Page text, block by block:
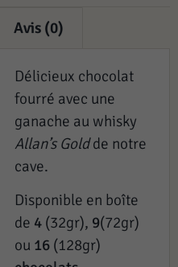
Avis (0)
Délicieux chocolat
fourré avec une
ganache au whisky
Allan’s Goldde notre
cave.
Disponible en boîte
de 4 (32gr), 9(72gr)
ou 16 (128gr)